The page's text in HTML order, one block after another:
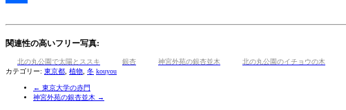
関連性の高いフリー写真:
北の丸公園で太陽とススキ 銀杏 神宮外苑の銀杏並木 北の丸公園のイチョウの木
カテゴリー: 東京都 植物 冬 kouyou
← 東京大学の赤門
神宮外苑の銀杏並木 →